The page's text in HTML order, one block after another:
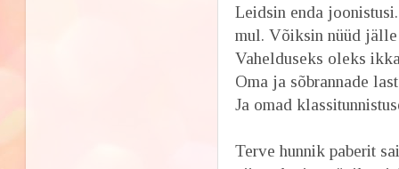
Leidsin enda
mul. Võiksin nüüd
Vahelduseks oleks
Oma ja sõbrannade
Ja omad
Terve hunnik paberit